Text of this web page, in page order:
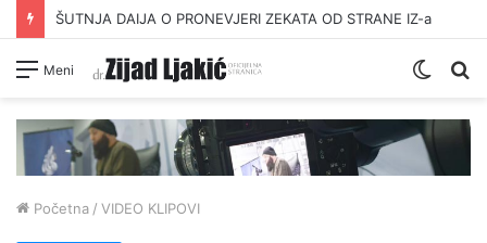
ŠUTNJA DAIJA O PRONEVJERI ZEKATA OD STRANE IZ-a
Meni
Switch
Početna / VIDEO KLIPOVI